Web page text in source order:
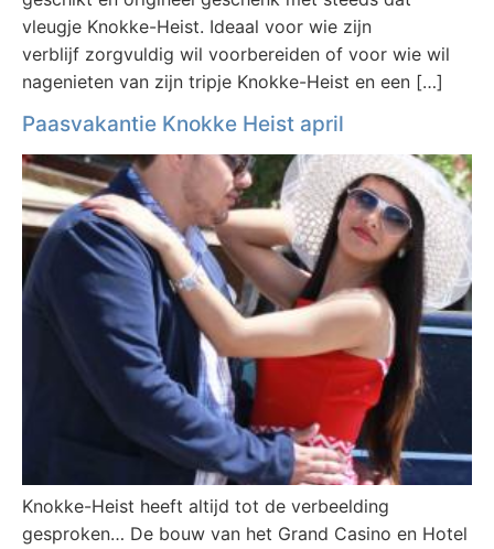
vleugje Knokke-Heist. Ideaal voor wie zijn
verblijf zorgvuldig wil voorbereiden of voor wie wil
nagenieten van zijn tripje Knokke-Heist en een […]
Paasvakantie Knokke Heist april
Knokke-Heist heeft altijd tot de verbeelding
gesproken… De bouw van het Grand Casino en Hotel